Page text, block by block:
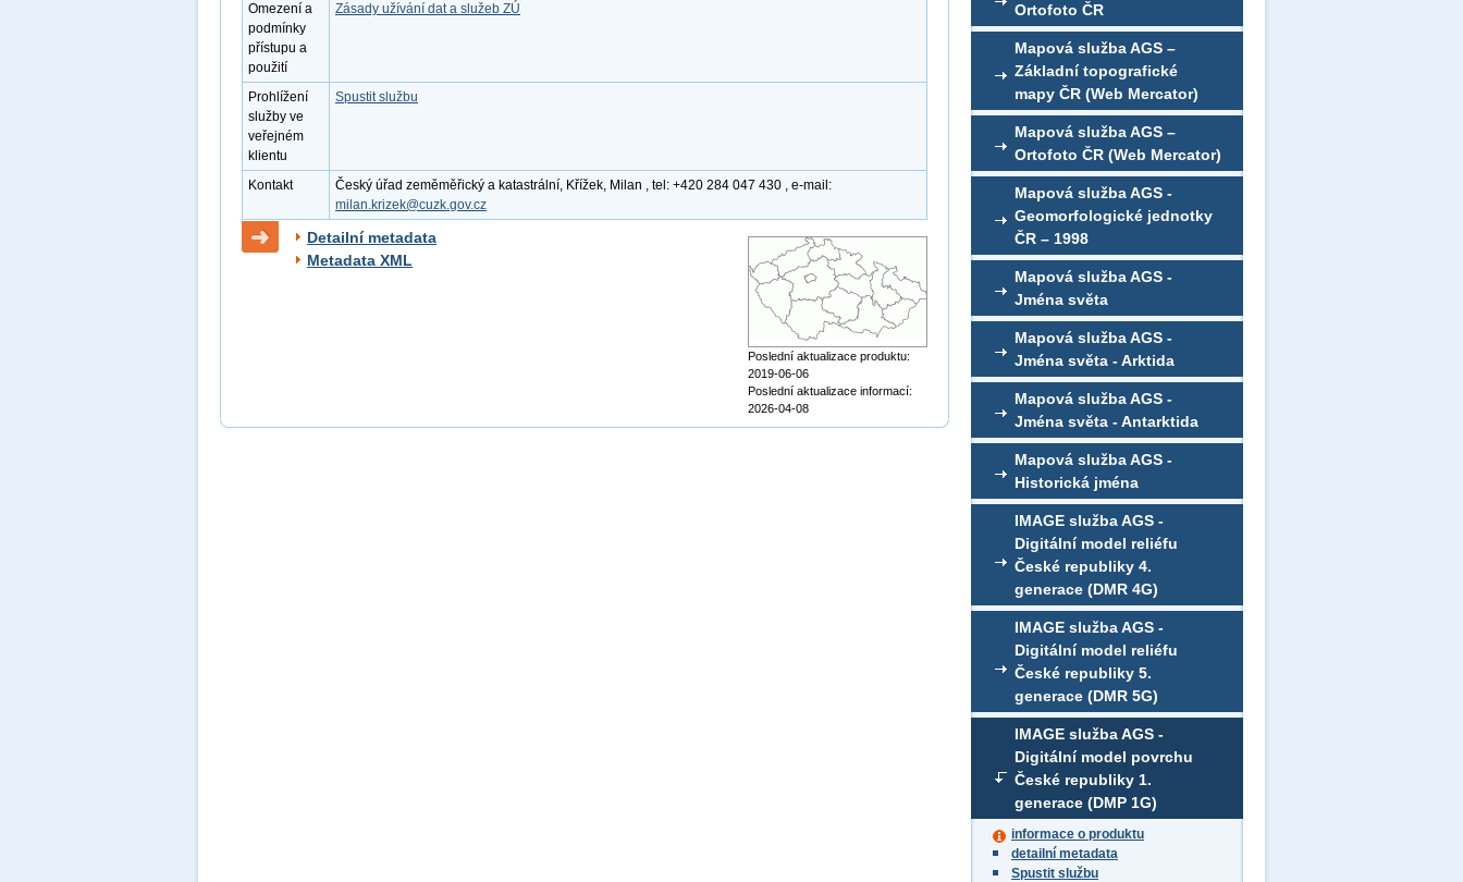
Ortofoto ČR
Mapová služba AGS –
Základní topografické
mapy ČR (Web Mercator)
Mapová služba AGS –
Ortofoto ČR (Web Mercator)
Mapová služba AGS -
Geomorfologické jednotky
ČR – 1998
Mapová služba AGS -
Jména světa
Mapová služba AGS -
Jména světa - Arktida
Mapová služba AGS -
Jména světa - Antarktida
Mapová služba AGS -
Historická jména
IMAGE služba AGS -
Digitální model reliéfu
České republiky 4.
generace (DMR 4G)
IMAGE služba AGS -
Digitální model reliéfu
České republiky 5.
generace (DMR 5G)
IMAGE služba AGS -
Digitální model povrchu
České republiky 1.
generace (DMP 1G)
informace o produktu
detailní metadata
Spustit službu
Omezení a
podmínky
přístupu a
použití
Zásady užívání dat a služeb ZÚ
Prohlížení
služby ve
veřejném
klientu
Spustit službu
Kontakt
Český úřad zeměměřický a katastrální, Křížek, Milan , tel: +420 284 047 430 , e-mail:
milan.krizek@cuzk.gov.cz
Detailní metadata
Metadata XML
Poslední aktualizace produktu:
2019-06-06
Poslední aktualizace informací:
2026-04-08